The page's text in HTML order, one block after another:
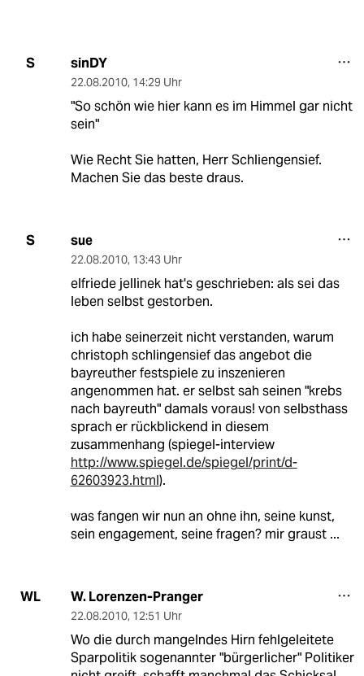
S sinDY
22.08.2010, 14:29 Uhr
"So schön wie hier kann es im Himmel gar nicht
sein"
Wie Recht Sie hatten, Herr Schliengensief.
Machen Sie das beste draus.
S sue
22.08.2010, 13:43 Uhr
elfriede jellinek hat's geschrieben: als sei das
leben selbst gestorben.
ich habe seinerzeit nicht verstanden, warum
christoph schlingensief das angebot die
bayreuther festspiele zu inszenieren
angenommen hat. er selbst sah seinen "krebs
nach bayreuth" damals voraus! von selbsthass
sprach er rückblickend in diesem
zusammenhang (spiegel-interview
http://www.spiegel.de/spiegel/print/d-
62603923.html).
was fangen wir nun an ohne ihn, seine kunst,
sein engagement, seine fragen? mir graust ...
WL W. Lorenzen-Pranger
22.08.2010, 12:51 Uhr
Wo die durch mangelndes Hirn fehlgeleitete
Sparpolitik sogenannter "bürgerlicher" Politiker